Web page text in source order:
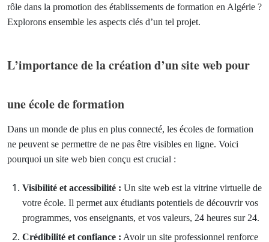
rôle dans la promotion des établissements de formation en Algérie ?
Explorons ensemble les aspects clés d’un tel projet.
L’importance de la création d’un site web pour
une école de formation
Dans un monde de plus en plus connecté, les écoles de formation
ne peuvent se permettre de ne pas être visibles en ligne. Voici
pourquoi un site web bien conçu est crucial :
Visibilité et accessibilité : Un site web est la vitrine virtuelle de
votre école. Il permet aux étudiants potentiels de découvrir vos
programmes, vos enseignants, et vos valeurs, 24 heures sur 24.
Crédibilité et confiance : Avoir un site professionnel renforce